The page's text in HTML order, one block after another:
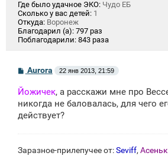
Где было удачное ЭКО: Чудо ЕБ
Сколько у вас детей: 1
Откуда: Воронеж
Благодарил (а): 797 раз
Поблагодарили: 843 раза
С
б
щ
н
Aurora 22 янв 2013, 21:59
Йожичек, а расскажи мне про
никогда не баловалась, для чего
действует?
Заразное-прилепучее от:Seviff,